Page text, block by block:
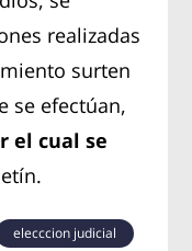
realizadas
surten
se efectúan,
el cual se
elecccion judicial